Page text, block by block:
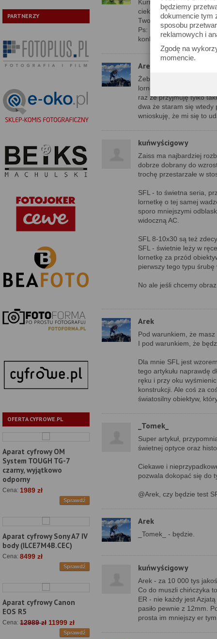
będziemy
dokumencie tym
sposobu
reklamowych i
Zgodę na
momencie.
PARTNERZY
OFERTA CYFROWE.PL
Aparat cyfrowy OM
System TOUGH TG-7
czarny, wyjątkowo
odporny
Cena: 1989 zł
Sprawdź
Aparat cyfrowy Sony A7 IV
body (ILCE7M4B.CEC)
Cena: 8499 zł
Sprawdź
Aparat cyfrowy Canon
EOS R5
Cena: 12989 zł 11999 zł
Sprawdź
Kurrdeee, pokażcie mi
ciekawie, a przy tym
Twojego autorstwa!
Ps: nie znam autorów
konkurencję także za
Arek
Żeby daleko nie szukać
lornetkach. Ale dziękuję
raz że przyjmuję tylko
dwa że staram się wtedy
wnioskuję, że mi się to
kuńwyścigowy
Zaiss ma najbardziej
dobrze dobrany do
trochę przestarzałe w
SFL - to świetna seria,
lornetkę o tej samej
sporo mniejszymi
widoczną AC.
SFL 8-10x30 są też
SFL - świetnie leży w
lornetkę za przód
pierwszy tego typu śrubę
No ale jeśli chcemy
Arek
Pod warunkiem, że
I pod warunkiem, że
Dla mnie SFL jest
tego artykułu naprawdę
ręku i przy oku
konstrukcji. Ale coś za
światosilny obiektyw,
_Tomek_
Super artykuł,
świetnej optyce oraz
Ciekawe i
pozwala dokopać się do
@Arek, czy będzie test
Arek
_Tomek_ - będzie.
kuńwyścigowy
Arek - za 10 000 tys
Co do muszli chińczyka
ER - nie każdy jest
pasiło pewnie z 12mm.
prosta im mniejszy er